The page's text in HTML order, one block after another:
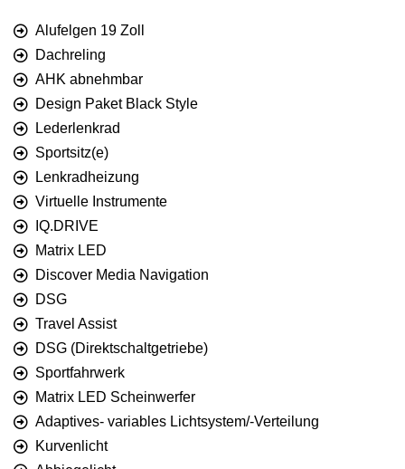
Alufelgen 19 Zoll
Dachreling
AHK abnehmbar
Design Paket Black Style
Lederlenkrad
Sportsitz(e)
Lenkradheizung
Virtuelle Instrumente
IQ.DRIVE
Matrix LED
Discover Media Navigation
DSG
Travel Assist
DSG (Direktschaltgetriebe)
Sportfahrwerk
Matrix LED Scheinwerfer
Adaptives- variables Lichtsystem/-Verteilung
Kurvenlicht